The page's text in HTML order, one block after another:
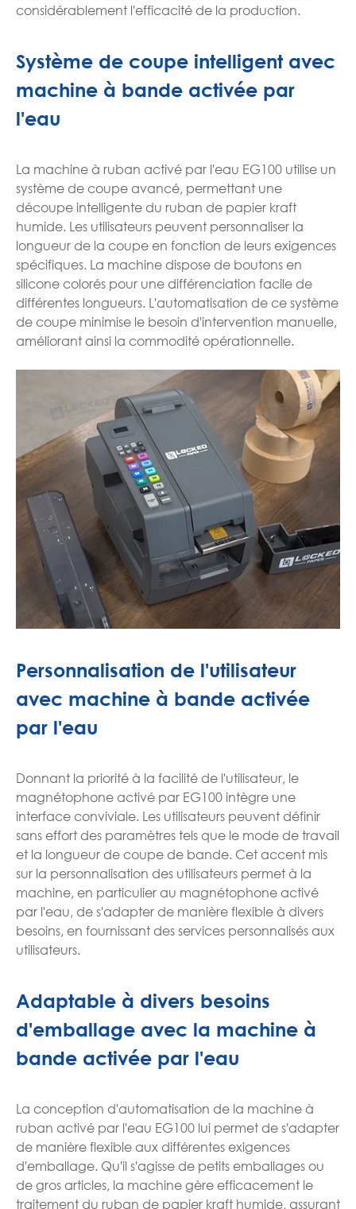
considérablement l'efficacité de la production.
Système de coupe intelligent avec
machine à bande activée par
l'eau
La machine à ruban activé par l'eau EG100 utilise un
système de coupe avancé, permettant une
découpe intelligente du ruban de papier kraft
humide. Les utilisateurs peuvent personnaliser la
longueur de la coupe en fonction de leurs exigences
spécifiques. La machine dispose de boutons en
silicone colorés pour une différenciation facile de
différentes longueurs. L'automatisation de ce système
de coupe minimise le besoin d'intervention manuelle,
améliorant ainsi la commodité opérationnelle.
Personnalisation de l'utilisateur
avec machine à bande activée
par l'eau
Donnant la priorité à la facilité de l'utilisateur, le
magnétophone activé par EG100 intègre une
interface conviviale. Les utilisateurs peuvent définir
sans effort des paramètres tels que le mode de travail
et la longueur de coupe de bande. Cet accent mis
sur la personnalisation des utilisateurs permet à la
machine, en particulier au magnétophone activé
par l'eau, de s'adapter de manière flexible à divers
besoins, en fournissant des services personnalisés aux
utilisateurs.
Adaptable à divers besoins
d'emballage avec la machine à
bande activée par l'eau
La conception d'automatisation de la machine à
ruban activé par l'eau EG100 lui permet de s'adapter
de manière flexible aux différentes exigences
d'emballage. Qu'il s'agisse de petits emballages ou
de gros articles, la machine gère efficacement le
traitement du ruban de papier kraft humide, assurant